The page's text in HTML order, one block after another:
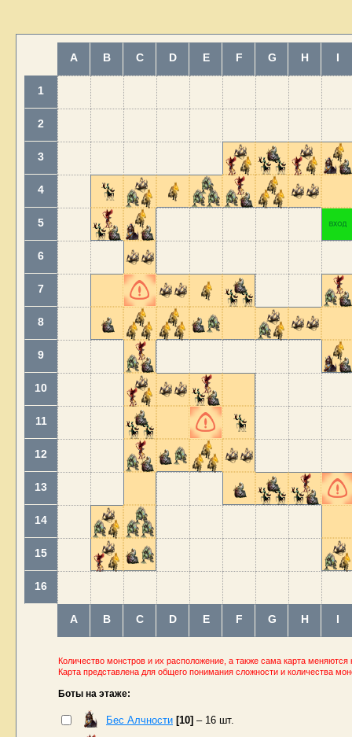
A B C D E F G H I
1
2
3
4
5
6
7
8
9
10
11
12
13
14
15
16
A B C D E F G H I
Количество монстров и их расположение, а также сама карта меняются
Карта представлена для общего понимания сложности и количества
Боты на этаже:
Бес Алчности [10] – 16 шт.